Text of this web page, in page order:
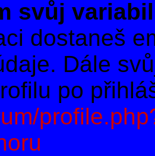
svůj
dostaneš
Dále
po